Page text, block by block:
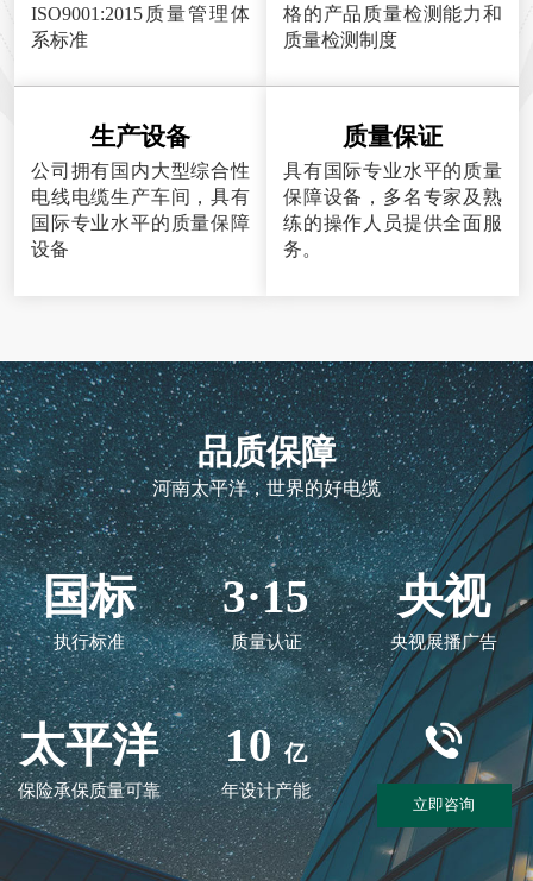
ISO9001:2015质量管理体
系标准
格的产品质量检测能力和
质量检测制度
生产设备
公司拥有国内大型综合性
电线电缆生产车间，具有
国际专业水平的质量保障
设备
质量保证
具有国际专业水平的质量
保障设备，多名专家及熟
练的操作人员提供全面服
务。
品质保障
河南太平洋，世界的好电缆
国标
执行标准
3·15
质量认证
央视
央视展播广告
太平洋
保险承保质量可靠
10 亿
年设计产能
立即咨询